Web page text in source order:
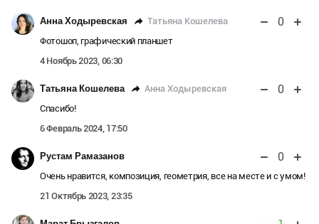
Анна Ходыревская Татьяна Кошелева 0
Фотошоп, графический планшет
4 Ноябрь 2023, 06:30
Татьяна Кошелева Анна Ходыревская 0
Спасибо!
6 Февраль 2024, 17:50
Рустам Рамазанов 0
Очень нравится, композиция, геометрия, все на месте и с умом!
21 Октябрь 2023, 23:35